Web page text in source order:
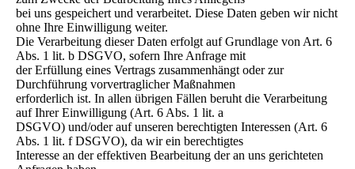
bei uns gespeichert und verarbeitet. Diese Daten geben wir nicht
ohne Ihre Einwilligung weiter.
Die Verarbeitung dieser Daten erfolgt auf Grundlage von Art. 6
Abs. 1 lit. b DSGVO, sofern Ihre Anfrage mit
der Erfüllung eines Vertrags zusammenhängt oder zur
Durchführung vorvertraglicher Maßnahmen
erforderlich ist. In allen übrigen Fällen beruht die Verarbeitung
auf Ihrer Einwilligung (Art. 6 Abs. 1 lit. a
DSGVO) und/oder auf unseren berechtigten Interessen (Art. 6
Abs. 1 lit. f DSGVO), da wir ein berechtigtes
Interesse an der effektiven Bearbeitung der an uns gerichteten